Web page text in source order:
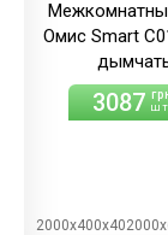
Омис Smart
3087